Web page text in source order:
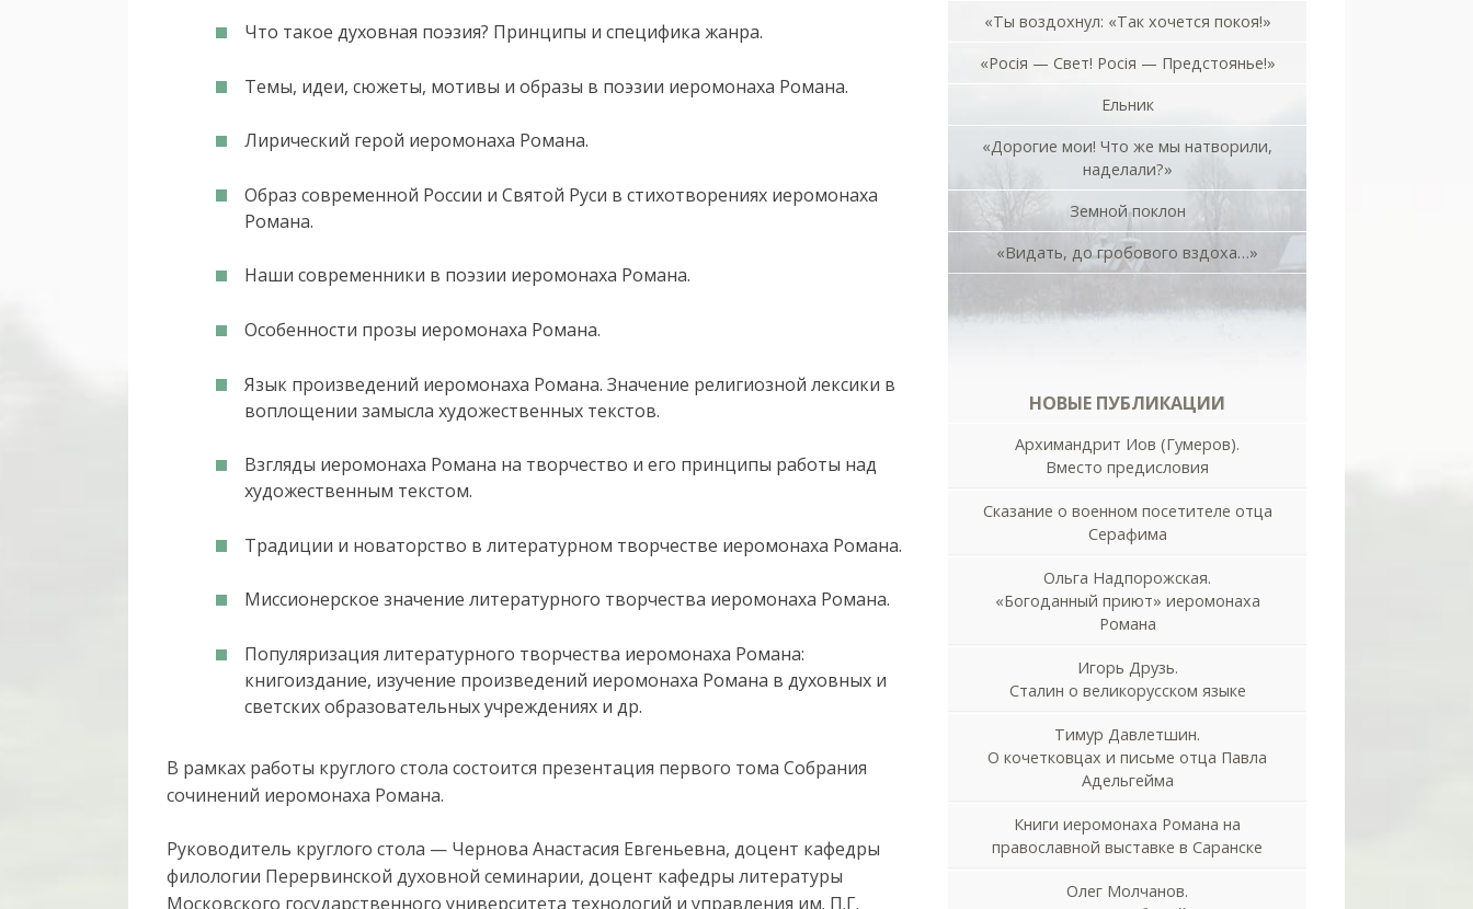
Что такое духовная поэзия? Принципы и специфика жанра.
Темы, идеи, сюжеты, мотивы и образы в поэзии иеромонаха Романа.
Лирический герой иеромонаха Романа.
Образ современной России и Святой Руси в стихотворениях иеромонаха
Романа.
Наши современники в поэзии иеромонаха Романа.
Особенности прозы иеромонаха Романа.
Язык произведений иеромонаха Романа. Значение религиозной лексики в
воплощении замысла художественных текстов.
Взгляды иеромонаха Романа на творчество и его принципы работы над
художественным текстом.
Традиции и новаторство в литературном творчестве иеромонаха Романа.
Миссионерское значение литературного творчества иеромонаха Романа.
Популяризация литературного творчества иеромонаха Романа:
книгоиздание, изучение произведений иеромонаха Романа в духовных и
светских образовательных учреждениях и др.
В рамках работы круглого стола состоится презентация первого тома Собрания
сочинений иеромонаха Романа.
Руководитель круглого стола — Чернова Анастасия Евгеньевна, доцент кафедры
филологии Перервинской духовной семинарии, доцент кафедры литературы
Московского государственного университета технологий и управления им. П.Г.
«Ты воздохнул: «Так хочется покоя!»
«Росiя — Свет! Росiя — Предстоянье!»
Ельник
«Дорогие мои! Что же мы натворили,
наделали?»
Земной поклон
«Видать, до гробового вздоха…»
НОВЫЕ ПУБЛИКАЦИИ
Архимандрит Иов (Гумеров).
Вместо предисловия
Сказание о военном посетителе отца
Серафима
Ольга Надпорожская.
«Богоданный приют» иеромонаха
Романа
Игорь Друзь.
Сталин о великорусском языке
Тимур Давлетшин.
О кочетковцах и письме отца Павла
Адельгейма
Книги иеромонаха Романа на
православной выставке в Саранске
Олег Молчанов.